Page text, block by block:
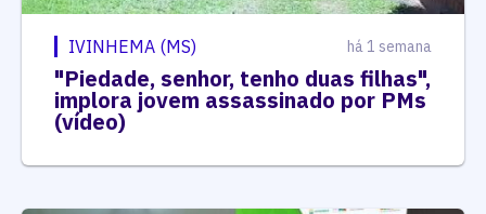
IVINHEMA (MS) há 1 semana
"Piedade, senhor, tenho duas filhas",
implora jovem assassinado por PMs
(vídeo)